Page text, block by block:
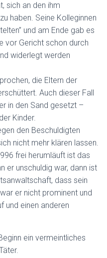
sich an den ihm
haben. Seine Kolleginnen
und am Ende gab es
vor Gericht schon durch
widerlegt werden
die Eltern der
Auch dieser Fall
in den Sand gesetzt –
Kinder.
den Beschuldigten
nicht mehr klären lassen.
frei herumläuft ist das
er unschuldig war, dann ist
dass sein
er nicht prominent und
und einen anderen
ein vermeintliches